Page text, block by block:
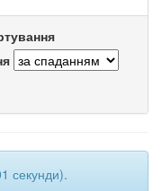
секунди).